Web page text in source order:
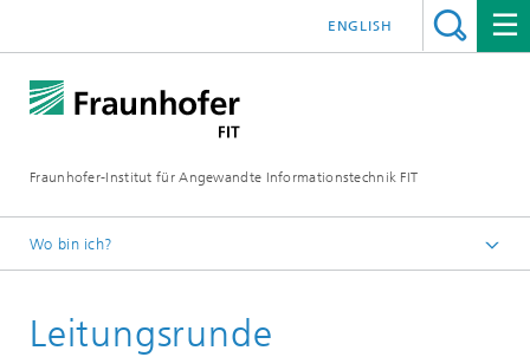
Fraunhofer-Institut für Angewandte Informationstechnik FIT
ENGLISH
Wo bin ich?
Leitungsrunde